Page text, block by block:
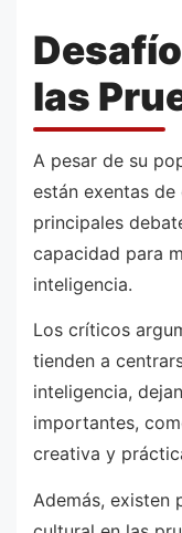
las
A pesar de su
están exentas
principales
capacidad para
inteligencia.
Los críticos
tienden a
inteligencia,
importantes,
creativa y
Además, existen